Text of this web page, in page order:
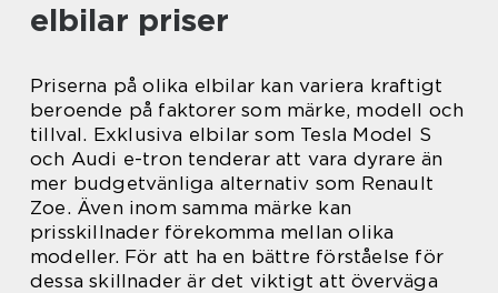
elbilar priser
Priserna på olika elbilar kan variera kraftigt
beroende på faktorer som märke, modell och
tillval. Exklusiva elbilar som Tesla Model S
och Audi e-tron tenderar att vara dyrare än
mer budgetvänliga alternativ som Renault
Zoe. Även inom samma märke kan
prisskillnader förekomma mellan olika
modeller. För att ha en bättre förståelse för
dessa skillnader är det viktigt att överväga